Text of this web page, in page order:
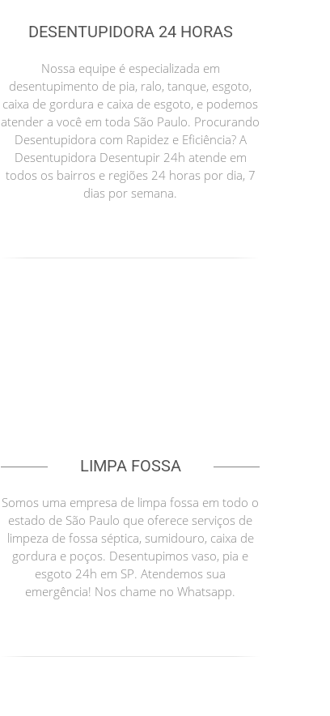
DESENTUPIDORA 24 HORAS
Nossa equipe é especializada em
desentupimento de pia, ralo, tanque, esgoto,
caixa de gordura e caixa de esgoto, e podemos
atender a você em toda São Paulo. Procurando
Desentupidora com Rapidez e Eficiência? A
Desentupidora Desentupir 24h atende em
todos os bairros e regiões 24 horas por dia, 7
dias por semana.
LIMPA FOSSA
Somos uma empresa de limpa fossa em todo o
estado de São Paulo que oferece serviços de
limpeza de fossa séptica, sumidouro, caixa de
gordura e poços. Desentupimos vaso, pia e
esgoto 24h em SP. Atendemos sua
emergência! Nos chame no Whatsapp.